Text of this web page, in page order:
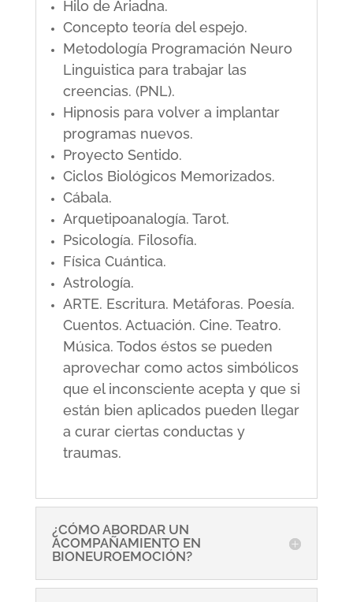
Hilo de Ariadna.
Concepto teoría del espejo.
Metodología Programación Neuro
Linguistica para trabajar las
creencias. (PNL).
Hipnosis para volver a implantar
programas nuevos.
Proyecto Sentido.
Ciclos Biológicos Memorizados.
Cábala.
Arquetipoanalogía. Tarot.
Psicología. Filosofía.
Física Cuántica.
Astrología.
ARTE. Escritura. Metáforas. Poesía.
Cuentos. Actuación. Cine. Teatro.
Música. Todos éstos se pueden
aprovechar como actos simbólicos
que el inconsciente acepta y que si
están bien aplicados pueden llegar
a curar ciertas conductas y
traumas.
¿CÓMO ABORDAR UN
ACOMPAÑAMIENTO EN
BIONEUROEMOCIÓN?